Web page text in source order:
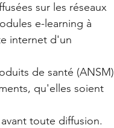
sur les réseaux
e-learning à
internet d'un
de santé (ANSM)
qu'elles soient
toute diffusion.